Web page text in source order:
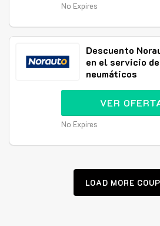
No Expires
Descuento
en el servicio
neumáticos
VER
No Expires
LOAD MORE